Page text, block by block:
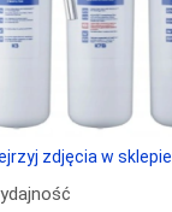
zdjęcia w sklepie